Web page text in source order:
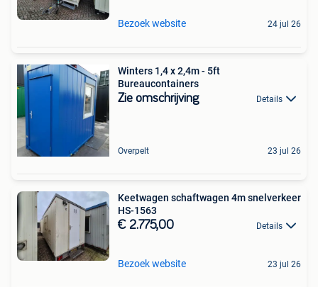
Bezoek website 24 jul 26
Winters 1,4 x 2,4m - 5ft
Bureaucontainers
Zie omschrijving Details
Overpelt 23 jul 26
Keetwagen schaftwagen 4m snelverkeer
HS-1563
€ 2.775,00 Details
Bezoek website 23 jul 26